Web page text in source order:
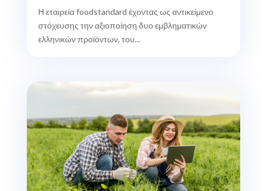
Η εταιρεία foodstandard έχοντας ως αντικείμενο
στόχευσης την αξιοποίηση δυο εμβληματικών
ελληνικών προϊόντων, του...